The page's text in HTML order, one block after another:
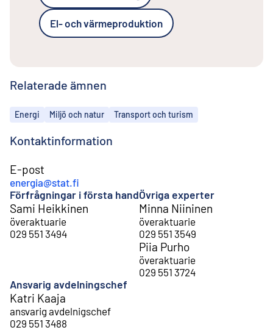
El- och värmeproduktion
Relaterade ämnen
Ämnen
Energi Miljö och natur Transport och turism
Kontaktinformation
E-post
energia@stat.fi
Förfrågningar i första hand
Sami Heikkinen
överaktuarie
029 551 3494
Övriga experter
Minna Niininen
överaktuarie
029 551 3549
Piia Purho
överaktuarie
029 551 3724
Ansvarig avdelningschef
Katri Kaaja
ansvarig avdelnigschef
029 551 3488